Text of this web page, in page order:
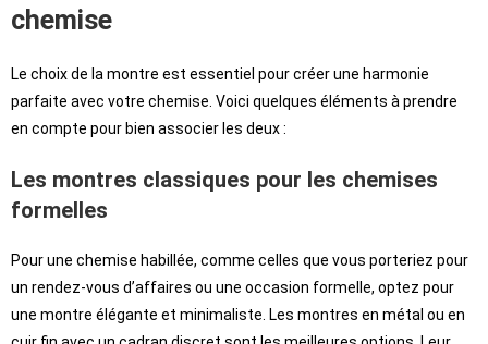
chemise
Le choix de la montre est essentiel pour créer une harmonie
parfaite avec votre chemise. Voici quelques éléments à prendre
en compte pour bien associer les deux :
Les montres classiques pour les chemises
formelles
Pour une chemise habillée, comme celles que vous porteriez pour
un rendez-vous d’affaires ou une occasion formelle, optez pour
une montre élégante et minimaliste. Les montres en métal ou en